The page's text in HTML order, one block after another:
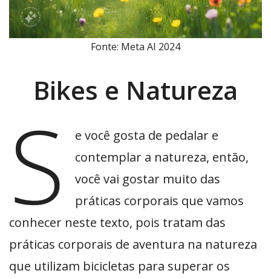
Fonte: Meta AI 2024
Bikes e Natureza
S
e você gosta de pedalar e
contemplar a natureza, então,
você vai gostar muito das
práticas corporais que vamos
conhecer neste texto, pois tratam das
práticas corporais de aventura na natureza
que utilizam bicicletas para superar os